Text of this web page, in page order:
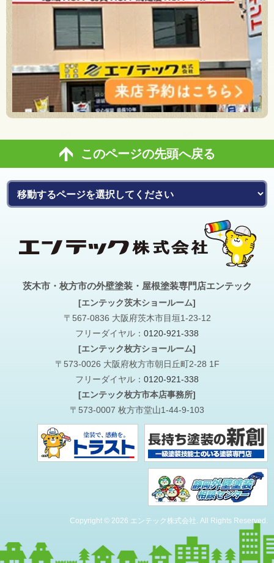
このページの先頭へ戻る
茨木市・枚方市の外壁塗装・屋根塗装専門店エンテック
[エンテック茨木ショールーム]
〒567-0836 大阪府茨木市目垣1-23-12
フリーダイヤル： 0120-921-338
[エンテック枚方ショールーム]
〒573-0026 大阪府枚方市朝日丘町2-28 1F
フリーダイヤル： 0120-921-338
[エンテック枚方市本店事務所]
〒573-0007 枚方市堂山1-44-9-103
Copyright © 2026 エンテック株式会社. All Rights Reserved.